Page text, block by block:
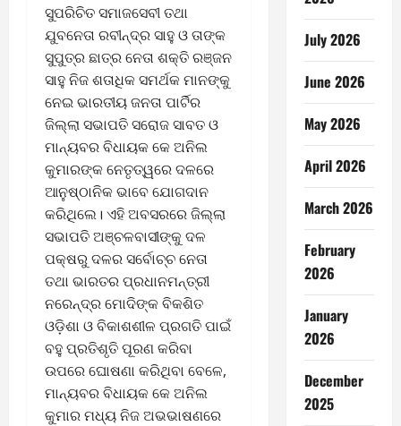
ସୁପରିଚିତ ସମାଜସେବୀ ତଥା
ଯୁବନେତା ରବୀନ୍ଦ୍ର ସାହୁ ଓ ତାଙ୍କ
ସୁପୁତ୍ର ଛାତ୍ର ନେତା ଶକ୍ତି ରଞ୍ଜନ
ସାହୁ ନିଜ ଶତାଧିକ ସମର୍ଥକ ମାନଙ୍କୁ
ନେଇ ଭାରତୀୟ ଜନତା ପାର୍ଟିର
ଜିଲ୍ଲା ସଭାପତି ସରୋଜ ସାବତ ଓ
ମାନ୍ୟବର ବିଧାୟକ କେ ଅନିଲ
କୁମାରଙ୍କ ନେତୃତ୍ୱରେ ଦଳରେ
ଆନୁଷ୍ଠାନିକ ଭାବେ ଯୋଗଦାନ
କରିଥିଲେ। ଏହି ଅବସରରେ ଜିଲ୍ଲା
ସଭାପତି ଅଞ୍ଚଳବାସୀଙ୍କୁ ଦଳ
ପକ୍ଷରୁ ଦଳର ସର୍ବୋଚ୍ଚ ନେତା
ତଥା ଭାରତର ପ୍ରଧାନମନ୍ତ୍ରୀ
ନରେନ୍ଦ୍ର ମୋଦିଙ୍କ ବିକଶିତ
ଓଡ଼ିଶା ଓ ବିକାଶଶୀଳ ପ୍ରଗତି ପାଇଁ
ବହୁ ପ୍ରତିଶୃତି ପୂରଣ କରିବା
ଉପରେ ଘୋଷଣା କରିଥିବା ବେଳେ,
ମାନ୍ୟବର ବିଧାୟକ କେ ଅନିଲ
କୁମାର ମଧ୍ୟ ନିଜ ଅଭଭାଷଣରେ
July 2026
June 2026
May 2026
April 2026
March 2026
February
2026
January
2026
December
2025